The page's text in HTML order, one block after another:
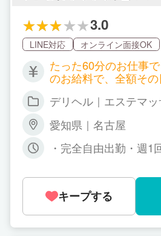
3.0
LINE対応 オンライン面接OK
たった60分のお仕事
のお給料で、全額そ
ビスなので身体の負担
てお仕事スタートです
新人となります。 基本コース 60
分給与 75分給与 90
【昇給制度】 ※当店
ります。 60分のスタ
すが、指名ポイント
率のいずれかの基準
でお給料が上がっていきま
デリヘル｜エステマ
愛知県｜名古屋
・完全自由出勤・週1
帰りのみOK
キープする